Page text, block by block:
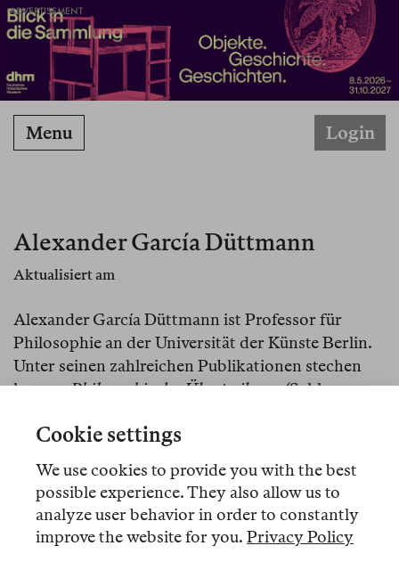
ADVERTISEMENT
Menu Login
Alexander García Düttmann
Aktualisiert am
Alexander García Düttmann ist Professor für
Philosophie an der Universität der Künste Berlin.
Unter seinen zahlreichen Publikationen stechen
heraus:Philosophie der Übertreibung(Suhkamp,
Dekonstruktion(transcript, 2008),
weiß Kunst?: Für eine Ästhetik des Widerstands
(Konstanz University Press, 2015). Zuletzt erschien
der mit Marcus Quent gemeinsam herausgegebene
BandDie Apokalpyse enttäuscht (diaphanes, 2023).
Cookie settings
We use cookies to provide you with the best
possible experience. They also allow us to
analyze user behavior in order to constantly
improve the website for you. Privacy Policy